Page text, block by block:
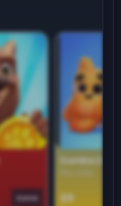
Game
Domino
$9